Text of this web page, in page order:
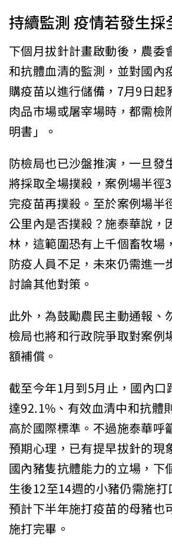
持續監測 疫情若發生
下個月拔針計畫啟動後，農
和抗體血清的監測，並對國
購疫苗以進行儲備，7月9日
肉品市場或屠宰場時，都需
明書」。
防檢局也已沙盤推演，一旦
將採取全場撲殺，案例場半
完疫苗再撲殺。至於案例場
公里內是否撲殺？施泰華說
林，這範圍恐有上千個畜牧
防疫人員不足，未來仍需進
討論其他對策。
此外，為鼓勵農民主動通報
檢局也將和行政院爭取對案
額補償。
截至今年1月到5月止，國內
達92.1%、有效血清中和抗體
高於國際標準。不過施泰華
預期心理，已有提早拔針的
國內豬隻抗體能力的立場，
生後12至14週的小豬仍需施
預計下半年施打疫苗的母豬
施打完畢。